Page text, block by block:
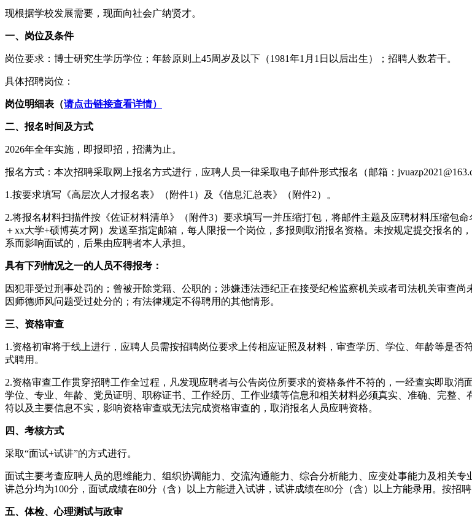
现根据学校发展需要，现面向社会广纳贤才。
一、岗位及条件
岗位要求：博士研究生学历学位；年龄原则上45周岁及以下（1981年1月1日以后出生）；招聘人数若干。
具体招聘岗位：
岗位明细表（请点击链接查看详情）
二、报名时间及方式
2026年全年实施，即报即招，招满为止。
报名方式：本次招聘采取网上报名方式进行，应聘人员一律采取电子邮件形式报名（邮箱：
1.按要求填写《高层次人才报名表》（附件1）及《信息汇总表》（附件2）。
2.将报名材料扫描件按《佐证材料清单》（附件3）要求填写一并压缩打包，将邮件主题及应聘材料压缩包
＋xx大学+硕博英才网）发送至指定邮箱，每人限报一个岗位，多报则取消报名资格。未按规定提交报名
系而影响面试的，后果由应聘者本人承担。
具有下列情况之一的人员不得报考：
因犯罪受过刑事处罚的；曾被开除党籍、公职的；涉嫌违法违纪正在接受纪检监察机关或者司法机关审查
因师德师风问题受过处分的；有法律规定不得聘用的其他情形。
三、资格审查
1.资格初审将于线上进行，应聘人员需按招聘岗位要求上传相应证照及材料，审查学历、学位、年龄等是
式聘用。
2.资格审查工作贯穿招聘工作全过程，凡发现应聘者与公告岗位所要求的资格条件不符的，一经查实即取
学位、专业、年龄、党员证明、职称证书、工作经历、工作业绩等信息和相关材料必须真实、准确、完整
符以及主要信息不实，影响资格审查或无法完成资格审查的，取消报名人员应聘资格。
四、考核方式
采取“面试+试讲”的方式进行。
面试主要考查应聘人员的思维能力、组织协调能力、交流沟通能力、综合分析能力、应变处事能力及相关
讲总分均为100分，面试成绩在80分（含）以上方能进入试讲，试讲成绩在80分（含）以上方能录用。按招
五、体检、心理测试与政审